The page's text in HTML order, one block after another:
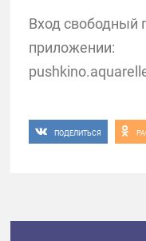
Вход свободный
приложении:
ПОДЕЛИТЬСЯ